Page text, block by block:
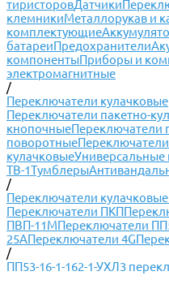
тиристоровДатчики
клемникиМеталлорукав и
комплектующие
батареиПредохранители
компонентыПриборы и
электромагнитные
/
Переключатели кулачковые
Переключатели пакетно-
кнопочныеПереключатели
поворотные
кулачковыеУниверсальные
ТВ-1Тумблеры
/
Переключатели
Переключатели ПКП
ПВП-11МПереключатели
25АПереключатели 4G
/
ПП53-16-1-162-1-УХЛ3